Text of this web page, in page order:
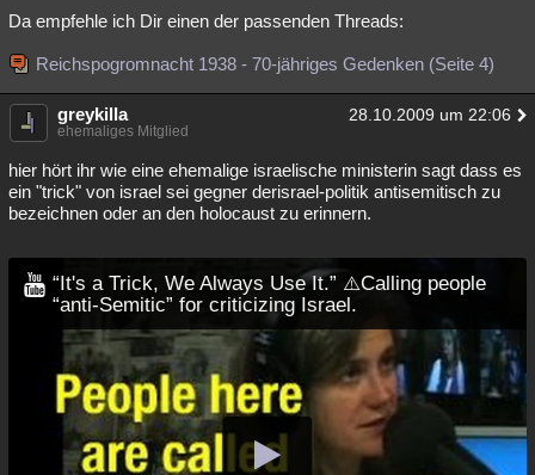
Da empfehle ich Dir einen der passenden Threads:
Reichspogromnacht 1938 - 70-jähriges Gedenken (Seite 4)
greykilla 28.10.2009 um 22:06
ehemaliges Mitglied
hier hört ihr wie eine ehemalige israelische ministerin sagt dass es
ein "trick" von israel sei gegner derisrael-politik antisemitisch zu
bezeichnen oder an den holocaust zu erinnern.
“It's a Trick, We Always Use It.” ⚠️Calling people
“anti-Semitic” for criticizing Israel.